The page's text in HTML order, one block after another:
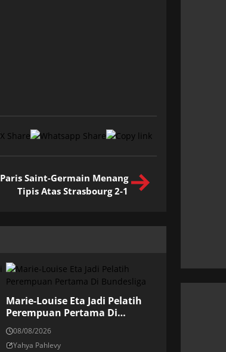
Paris Saint-Germain Menang
Tipis Atas Strasbourg 2-1
Marie-Louise Eta Jadi Pelatih
Perempuan Pertama Di
Bundesliga
08/08/2026
Yahya Pahlevy